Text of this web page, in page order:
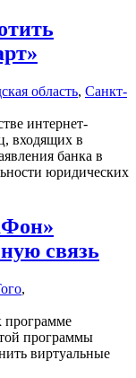
область, Санкт-
интернет-
входящих в
банка в
юридических
связь
,
программы
виртуальные